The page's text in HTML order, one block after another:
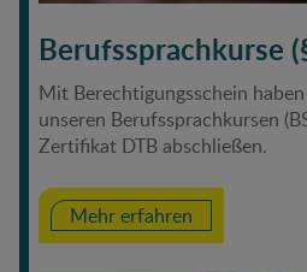
Berufssprachkurse
Mit Berechtigungsschein
unseren Berufssprachkursen
Zertifikat DTB abschließen.
Mehr erfahren